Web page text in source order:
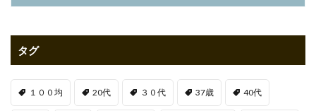
タグ
１００均 20代 ３０代 37歳 40代